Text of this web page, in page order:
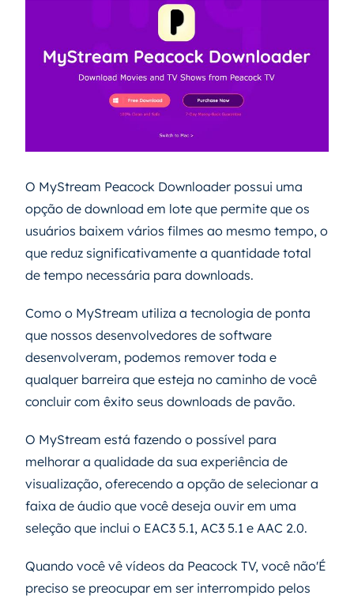
O MyStream Peacock Downloader possui uma
opção de download em lote que permite que os
usuários baixem vários filmes ao mesmo tempo, o
que reduz significativamente a quantidade total
de tempo necessária para downloads.
Como o MyStream utiliza a tecnologia de ponta
que nossos desenvolvedores de software
desenvolveram, podemos remover toda e
qualquer barreira que esteja no caminho de você
concluir com êxito seus downloads de pavão.
O MyStream está fazendo o possível para
melhorar a qualidade da sua experiência de
visualização, oferecendo a opção de selecionar a
faixa de áudio que você deseja ouvir em uma
seleção que inclui o EAC3 5.1, AC3 5.1 e AAC 2.0.
Quando você vê vídeos da Peacock TV, você não'É
preciso se preocupar em ser interrompido pelos